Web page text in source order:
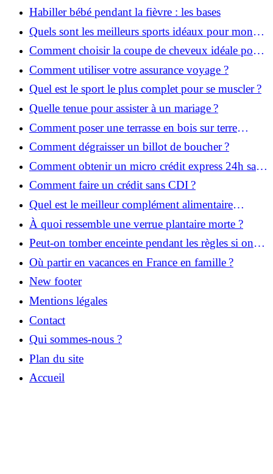
Habiller bébé pendant la fièvre : les bases
Quels sont les meilleurs sports idéaux pour mon
enfant ?
Comment choisir la coupe de cheveux idéale pour
votre visage ?
Comment utiliser votre assurance voyage ?
Quel est le sport le plus complet pour se muscler ?
Quelle tenue pour assister à un mariage ?
Comment poser une terrasse en bois sur terre
battue ?
Comment dégraisser un billot de boucher ?
Comment obtenir un micro crédit express 24h sans
justificatif ?
Comment faire un crédit sans CDI ?
Quel est le meilleur complément alimentaire
cheveux efficace ? Notre avis dans cet article
À quoi ressemble une verrue plantaire morte ?
Peut-on tomber enceinte pendant les règles si on
prend la pilule ?
Où partir en vacances en France en famille ?
New footer
Mentions légales
Contact
Qui sommes-nous ?
Plan du site
Accueil